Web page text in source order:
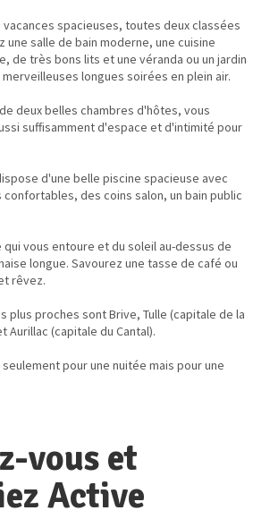
vacances spacieuses, toutes deux classées
salle de bain moderne, une cuisine
de très bons lits et une véranda ou un jardin
longues soirées en plein air.
deux belles chambres d'hôtes, vous
suffisamment d'espace et d'intimité pour
d'une belle piscine spacieuse avec
des coins salon, un bain public
vous entoure et du soleil au-dessus de
longue. Savourez une tasse de café ou
rêvez.
plus proches sont Brive, Tulle (capitale de la
Aurillac (capitale du Cantal).
pour une nuitée mais pour une
vous et
Active